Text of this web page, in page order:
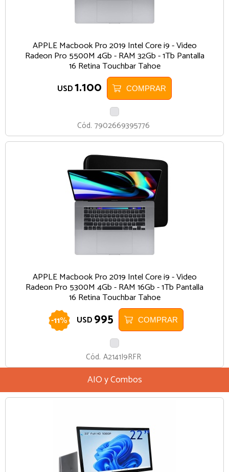
APPLE Macbook Pro 2019 Intel Core i9 - Video
Radeon Pro 5500M 4Gb - RAM 32Gb - 1Tb Pantalla
16 Retina Touchbar Tahoe
USD1.100 COMPRAR
Cód. 7902669395776
APPLE Macbook Pro 2019 Intel Core i9 - Video
Radeon Pro 5300M 4Gb - RAM 16Gb - 1Tb Pantalla
16 Retina Touchbar Tahoe
-11% USD 995 COMPRAR
Cód. A2141I9RFR
AIO y Combos